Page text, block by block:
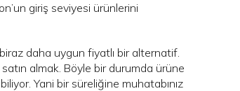
giriş seviyesi ürünlerini
daha uygun fiyatlı bir alternatif.
almak. Böyle bir durumda ürüne
Yani bir süreliğine muhatabınız